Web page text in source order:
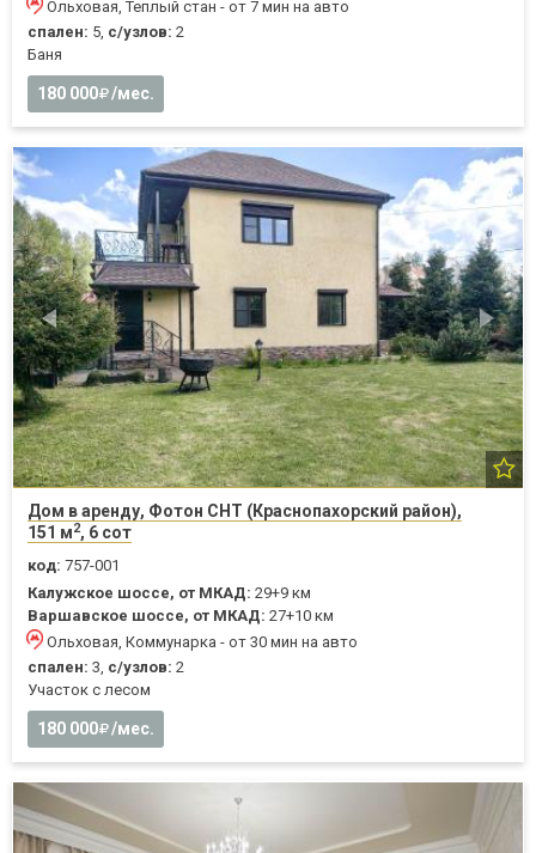
Ольховая, Теплый стан - от 7 мин на авто
спален: 5, с/узлов: 2
Баня
180 000 /мес.
Дом в аренду, Фотон СНТ (Краснопахорский район),
151 м2, 6 сот
код: 757-001
Калужское шоссе, от МКАД: 29+9 км
Варшавское шоссе, от МКАД: 27+10 км
Ольховая, Коммунарка - от 30 мин на авто
спален: 3, с/узлов: 2
Участок с лесом
180 000 /мес.